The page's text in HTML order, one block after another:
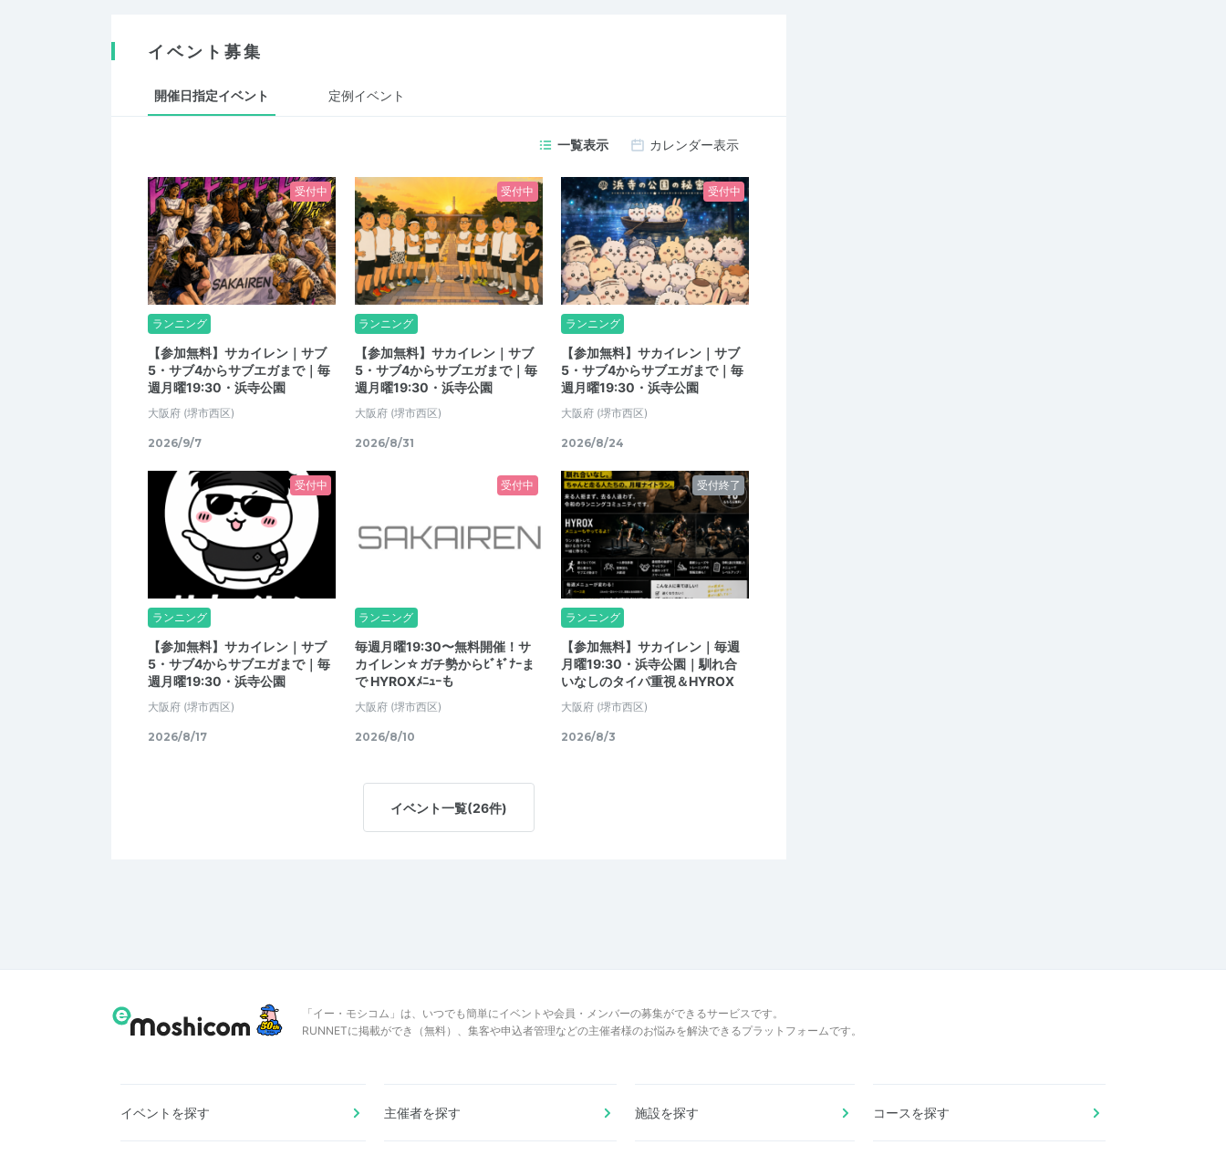
イベント募集
開催日指定イベント 定例イベント
一覧表示 カレンダー表示
受付中
ランニング
【参加無料】サカイレン｜サブ
5・サブ4からサブエガまで｜毎
週月曜19:30・浜寺公園
大阪府 (堺市西区)
2026/9/7
受付中
ランニング
【参加無料】サカイレン｜サブ
5・サブ4からサブエガまで｜毎
週月曜19:30・浜寺公園
大阪府 (堺市西区)
2026/8/31
受付中
ランニング
【参加無料】サカイレン｜サブ
5・サブ4からサブエガまで｜毎
週月曜19:30・浜寺公園
大阪府 (堺市西区)
2026/8/24
受付中
ランニング
【参加無料】サカイレン｜サブ
5・サブ4からサブエガまで｜毎
週月曜19:30・浜寺公園
大阪府 (堺市西区)
2026/8/17
受付中
ランニング
毎週月曜19:30〜無料開催！サ
カイレン☆ガチ勢からﾋﾞｷﾞﾅｰま
で HYROXﾒﾆｭｰも
大阪府 (堺市西区)
2026/8/10
受付終了
ランニング
【参加無料】サカイレン｜毎週
月曜19:30・浜寺公園｜馴れ合
いなしのタイパ重視＆HYROX
大阪府 (堺市西区)
2026/8/3
イベント一覧(26件)
「イー・モシコム」は、いつでも簡単にイベントや会員・メンバーの募集ができるサービスです。
RUNNETに掲載ができ（無料）、集客や申込者管理などの主催者様のお悩みを解決できるプラットフォームです。
イベントを探す 主催者を探す 施設を探す コースを探す